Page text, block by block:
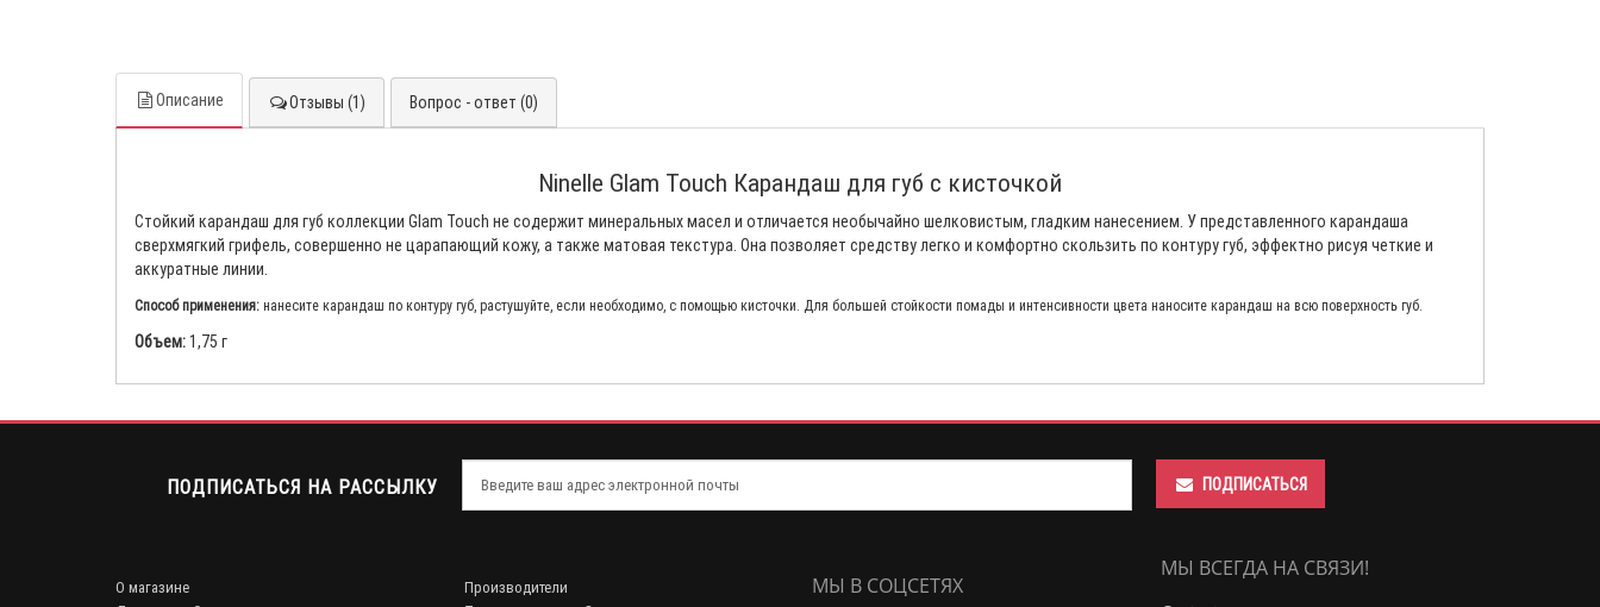
Описание Отзывы (1) Вопрос - ответ (0)
Ninelle Glam Touch Карандаш для губ с кисточкой
Стойкий карандаш для губ коллекции Glam Touch не содержит минеральных масел и отличается необычайно шелковистым, гладким нанесением. У представленного карандаша
сверхмягкий грифель, совершенно не царапающий кожу, а также матовая текстура. Она позволяет средству легко и комфортно скользить по контуру губ, эффектно рисуя четкие и
аккуратные линии.
Способ применения: нанесите карандаш по контуру губ, растушуйте, если необходимо, с помощью кисточки. Для большей стойкости помады и интенсивности цвета наносите карандаш на всю поверхность губ.
Объем:1,75 г
ПОДПИСАТЬСЯ НА РАССЫЛКУ ПОДПИСАТЬСЯ
О магазине
Производители
МЫ В СОЦСЕТЯХ
МЫ ВСЕГДА НА СВЯЗИ!